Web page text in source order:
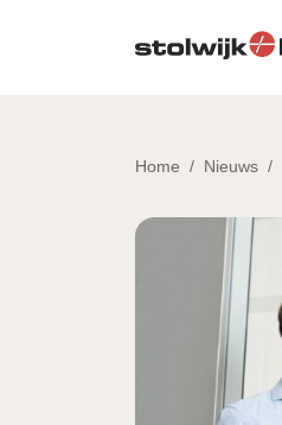
Home / Nieuws /